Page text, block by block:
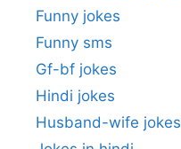
Funny jokes
Funny sms
Gf-bf jokes
Hindi jokes
Husband-wife jokes